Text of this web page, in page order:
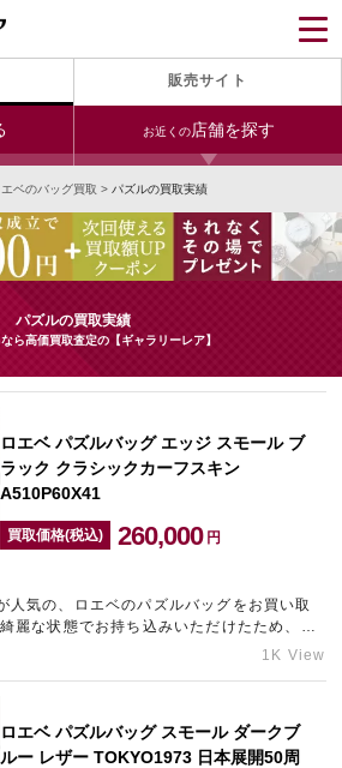
販売サイト
お近くの店舗を探す
今すぐLINE査定
24時間受付（対応時間10:00～19:00）
宅配買取を申し込む
無料の宅配キットをお届けします
今すぐ電話査定
受付時間 10:00～19:00
青山表参道店 新宿東口店
東心斎橋店 梅田店
神戸元町(三宮)店 LAB大阪
宅配買取を申し込む
無料の宅配キットをお届けします
エベのバッグ買取 > パズルの買取実績
パズルの買取実績
ら高価買取査定の【ギャラリーレア】
ロエベ パズルバッグ エッジ スモール ブ
ラック クラシックカーフスキン
A510P60X41
買取価格(税込) 260,000 円
人気の、ロエベのパズルバッグをお買い取
一杯の金額をご提示させていただきました。 神戸エリアで金の…1K View
ロエベ パズルバッグ スモール ダークブ
ルー レザー TOKYO1973 日本展開50周